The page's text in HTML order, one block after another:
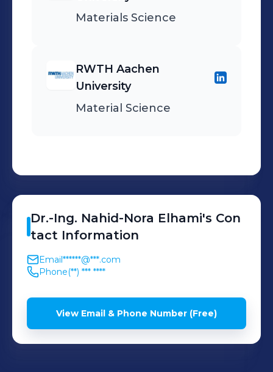
Materials Science
RWTH Aachen
University
Material Science
Dr.-Ing. Nahid-Nora Elhami's Con
tact Information
Email******@***.com
Phone(**) *** ****
View Email & Phone Number (Free)